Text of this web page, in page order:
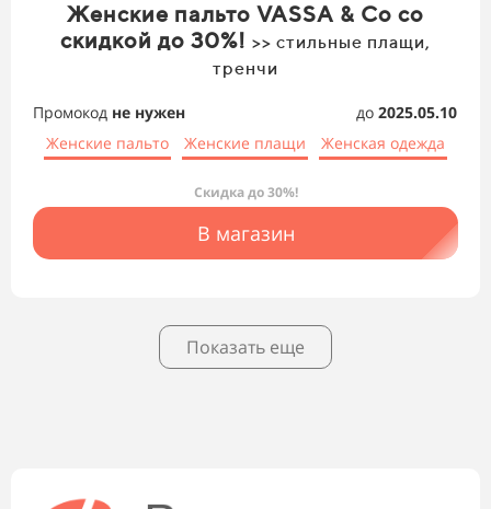
Женские пальто VASSA & Co со
скидкой до 30%! >> стильные плащи,
тренчи
Промокод не нужен до 2025.05.10
Женские пальто
Женские плащи Женская одежда
Скидка до 30%!
В магазин
Показать еще